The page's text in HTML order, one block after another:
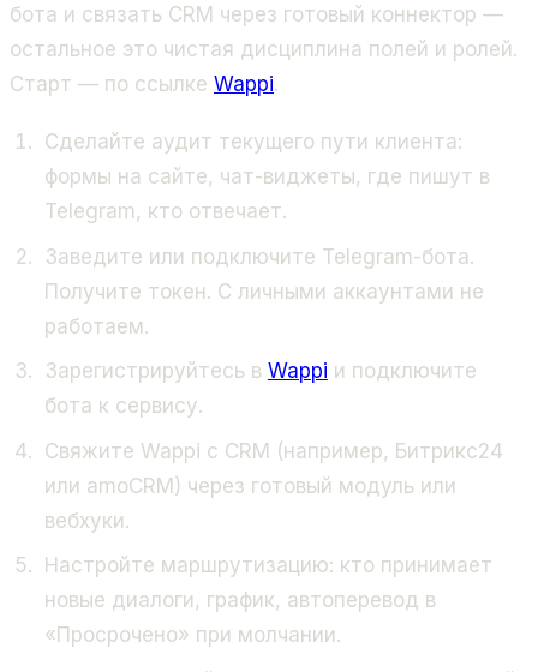
бота и связать CRM через готовый коннектор —
остальное это чистая дисциплина полей и ролей.
Старт — по ссылке Wappi.
Сделайте аудит текущего пути клиента:
формы на сайте, чат-виджеты, где пишут в
Telegram, кто отвечает.
Заведите или подключите Telegram-бота.
Получите токен. С личными аккаунтами не
работаем.
Зарегистрируйтесь в Wappi и подключите
бота к сервису.
Свяжите Wappi с CRM (например, Битрикс24
или amoCRM) через готовый модуль или
вебхуки.
Настройте маршрутизацию: кто принимает
новые диалоги, график, автоперевод в
«Просрочено» при молчании.